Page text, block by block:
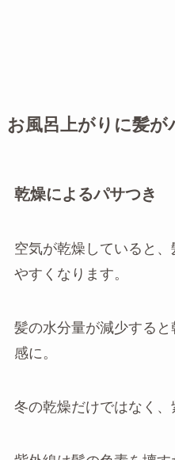
お風呂上がりに髪が
乾燥によるパサつき
空気が乾燥していると
やすくなります。
髪の水分量が減少する
感に。
冬の乾燥だけではなく、